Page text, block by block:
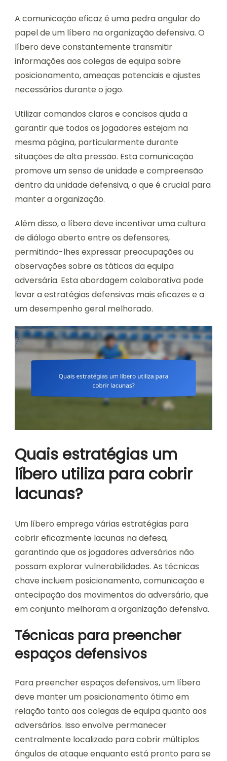
A comunicação eficaz é uma pedra angular do
papel de um líbero na organização defensiva. O
líbero deve constantemente transmitir
informações aos colegas de equipa sobre
posicionamento, ameaças potenciais e ajustes
necessários durante o jogo.
Utilizar comandos claros e concisos ajuda a
garantir que todos os jogadores estejam na
mesma página, particularmente durante
situações de alta pressão. Esta comunicação
promove um senso de unidade e compreensão
dentro da unidade defensiva, o que é crucial para
manter a organização.
Além disso, o líbero deve incentivar uma cultura
de diálogo aberto entre os defensores,
permitindo-lhes expressar preocupações ou
observações sobre as táticas da equipa
adversária. Esta abordagem colaborativa pode
levar a estratégias defensivas mais eficazes e a
um desempenho geral melhorado.
Quais estratégias um
líbero utiliza para cobrir
lacunas?
Um líbero emprega várias estratégias para
cobrir eficazmente lacunas na defesa,
garantindo que os jogadores adversários não
possam explorar vulnerabilidades. As técnicas
chave incluem posicionamento, comunicação e
antecipação dos movimentos do adversário, que
em conjunto melhoram a organização defensiva.
Técnicas para preencher
espaços defensivos
Para preencher espaços defensivos, um líbero
deve manter um posicionamento ótimo em
relação tanto aos colegas de equipa quanto aos
adversários. Isso envolve permanecer
centralmente localizado para cobrir múltiplos
ângulos de ataque enquanto está pronto para se